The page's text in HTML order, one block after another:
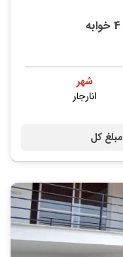
شهر
انارجار
مبلغ کل